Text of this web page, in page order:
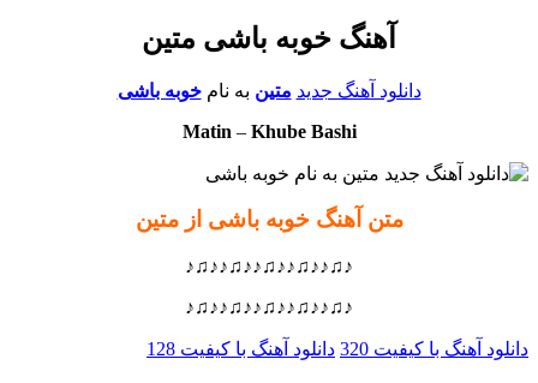
آهنگ خوبه باشی متین
دانلود آهنگ جدید متین به نامخوبه باشی
Matin – Khube Bashi
متن آهنگ خوبه باشی از متین
♪♫♪♪♫♪♪♫♪♪♫♪♪♫♪
♪♫♪♪♫♪♪♫♪♪♫♪♪♫♪
دانلود آهنگ با کیفیت 320 دانلود آهنگ با کیفیت 128